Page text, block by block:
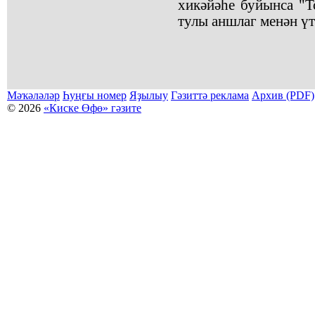
хикәйәһе буйынса
тулы аншлаг менән
Мәҡәләләр Һуңғы номер Яҙылыу Гәзиттә реклама Архив (PDF)
© 2026 «Киске Өфө» гәзите